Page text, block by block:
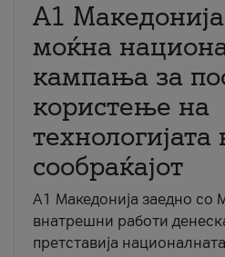
A1
моќна
кампања за
користење на
технологијата
сообраќајот
A1 Македонија заедно со
внатрешни работи
претставија